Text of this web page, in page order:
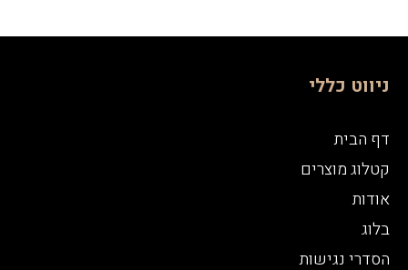
ניווט כללי
דף הבית
קטלוג מוצרים
אודות
בלוג
הסדרי נגישות